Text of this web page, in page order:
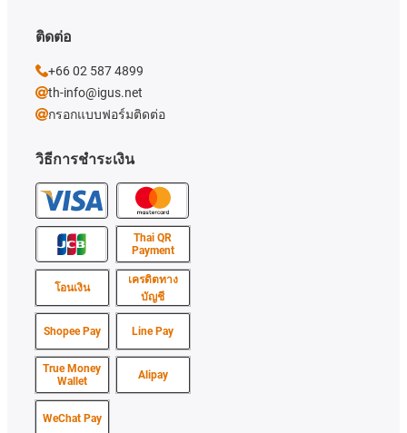
วิธีการชำระเงิน
Thai QR
Payment
โอนเงิน
เครดิตทาง
บัญชี
Shopee Pay Line Pay
True Money
Wallet
Alipay
WeChat Pay
ติดต่อ
+66 02 587 4899
th-info@igus.net
กรอกแบบฟอร์มติดต่อ